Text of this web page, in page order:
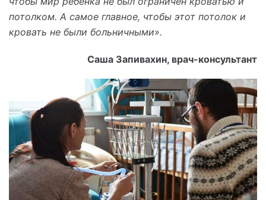
потолком. А самое главное, чтобы этот потолок и
кровать не были больничными».
Саша Запивахин, врач-консультант